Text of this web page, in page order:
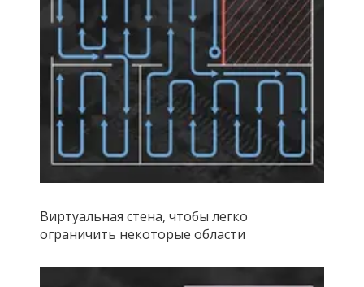
Виртуальная стена, чтобы легко
ограничить некоторые области